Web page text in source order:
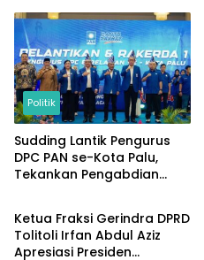
Politik
Sudding Lantik Pengurus
DPC PAN se-Kota Palu,
Tekankan Pengabdian
Politik
Ketua Fraksi Gerindra DPRD
Tolitoli Irfan Abdul Aziz
Apresiasi Presiden